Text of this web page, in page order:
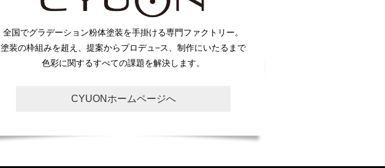
全国でグラデーション粉体塗装を手掛ける専門ファクトリー。
塗装の枠組みを超え、提案からプロデュ−ス、制作にいたるまで
色彩に関するすべての課題を解決します。
CYUONホームページへ